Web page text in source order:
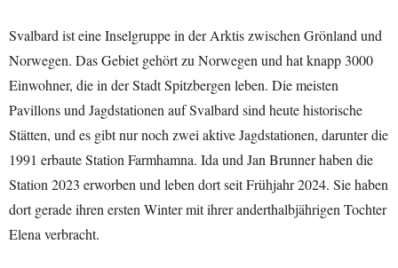
Svalbard ist eine Inselgruppe in der Arktis zwischen Grönland und
Norwegen. Das Gebiet gehört zu Norwegen und hat knapp 3000
Einwohner, die in der Stadt Spitzbergen leben. Die meisten
Pavillons und Jagdstationen auf Svalbard sind heute historische
Stätten, und es gibt nur noch zwei aktive Jagdstationen, darunter die
1991 erbaute Station Farmhamna. Ida und Jan Brunner haben die
Station 2023 erworben und leben dort seit Frühjahr 2024. Sie haben
dort gerade ihren ersten Winter mit ihrer anderthalbjährigen Tochter
Elena verbracht.